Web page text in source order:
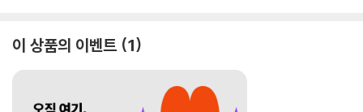
이 상품의 이벤트 1